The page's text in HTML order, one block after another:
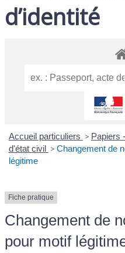
d’identité
Accueil particuliers > Papiers
d'état civil > Changement de
légitime
Fiche pratique
Changement de
pour motif